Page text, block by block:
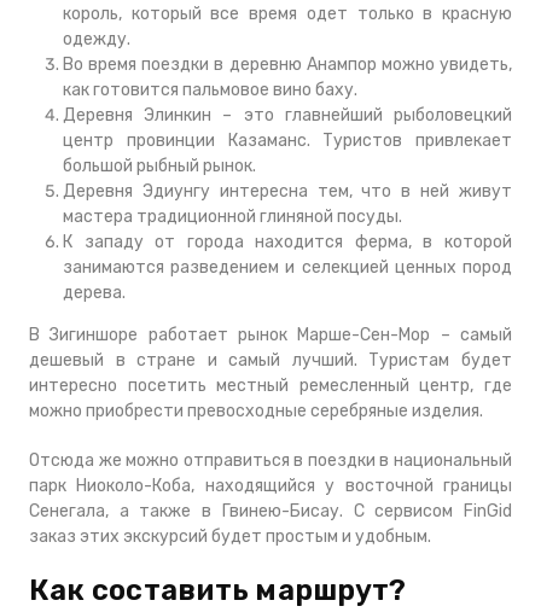
король, который все время одет только в красную
одежду.
Во время поездки в деревню Анампор можно увидеть,
как готовится пальмовое вино баху.
Деревня Элинкин – это главнейший рыболовецкий
центр провинции Казаманс. Туристов привлекает
большой рыбный рынок.
Деревня Эдиунгу интересна тем, что в ней живут
мастера традиционной глиняной посуды.
К западу от города находится ферма, в которой
занимаются разведением и селекцией ценных пород
дерева.
В Зигиншоре работает рынок Марше-Сен-Мор – самый
дешевый в стране и самый лучший. Туристам будет
интересно посетить местный ремесленный центр, где
можно приобрести превосходные серебряные изделия.
Отсюда же можно отправиться в поездки в национальный
парк Ниоколо-Коба, находящийся у восточной границы
Сенегала, а также в Гвинею-Бисау. С сервисом FinGid
заказ этих экскурсий будет простым и удобным.
Как составить маршрут?